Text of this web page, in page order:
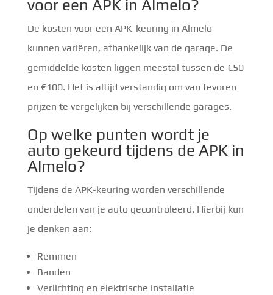
voor een APK in Almelo?
De kosten voor een APK-keuring in Almelo
kunnen variëren, afhankelijk van de garage. De
gemiddelde kosten liggen meestal tussen de €50
en €100. Het is altijd verstandig om van tevoren
prijzen te vergelijken bij verschillende garages.
Op welke punten wordt je
auto gekeurd tijdens de APK in
Almelo?
Tijdens de APK-keuring worden verschillende
onderdelen van je auto gecontroleerd. Hierbij kun
je denken aan:
Remmen
Banden
Verlichting en elektrische installatie